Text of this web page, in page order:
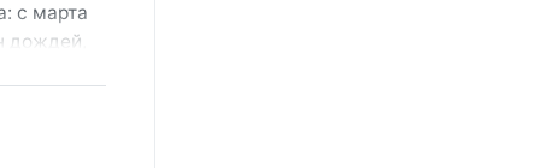
с марта
дождей,